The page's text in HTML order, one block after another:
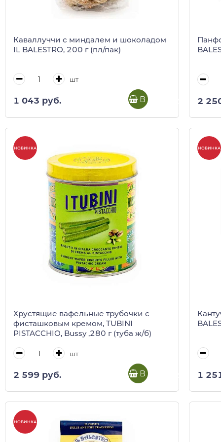
Каваллуччи с миндалем и шоколадом
IL BALESTRO, 200 г (пл/пак)
шт
1 043 руб. В корзину 2
НОВИНКА
Хрустящие вафельные трубочки с
фисташковым кремом, TUBINI
PISTACCHIO, Bussy ,280 г (туба ж/б)
шт
2 599 руб. В корзину
НОВИНКА
1
НОВИНКА